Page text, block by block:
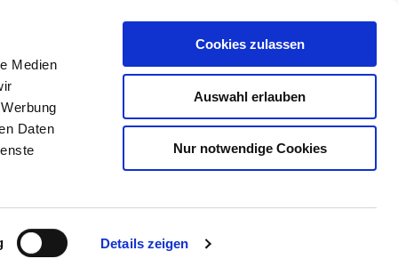
Medien
Daten
Details zeigen
Cookies zulassen
Auswahl erlauben
Nur notwendige Cookies